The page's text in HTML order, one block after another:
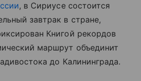
, в Сириусе состоится
завтрак в стране,
Книгой рекордов
маршрут объединит
до Калининграда.